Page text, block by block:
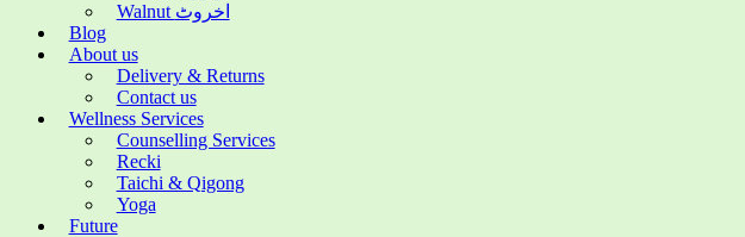
Walnut اخروٹ
Blog
About us
Delivery & Returns
Contact us
Wellness Services
Counselling Services
Recki
Taichi & Qigong
Yoga
Future